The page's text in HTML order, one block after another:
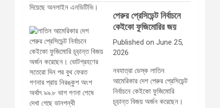
পেরুর প্রেসিডেন্ট নির্বাচনে
কেইকো ফুজিমোরির জয়
Published on June 25,
2026
নবযাত্রা ডেস্ক লাতিন
আমেরিকার দেশ পেরুর প্রেসিডেন্ট
নির্বাচনে কেইকো ফুজিমোরি
চূড়ান্ত বিজয় অর্জন করেছেন।